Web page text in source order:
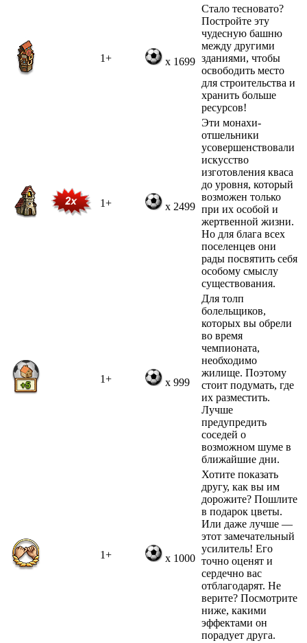
1+ x 1699
Стало тесновато?
Постройте эту
чудесную башню
между другими
зданиями, чтобы
освободить место
для строительства и
хранить больше
ресурсов!
1+ x 2499
Эти монахи-
отшельники
усовершенствовали
искусство
изготовления кваса
до уровня, который
возможен только
при их особой и
жертвенной жизни.
Но для блага всех
поселенцев они
рады посвятить себя
особому смыслу
существования.
1+ x 999
Для толп
болельщиков,
которых вы обрели
во время
чемпионата,
необходимо
жилище. Поэтому
стоит подумать, где
их разместить.
Лучше
предупредить
соседей о
возможном шуме в
ближайшие дни.
1+ x 1000
Хотите показать
другу, как вы им
дорожите? Пошлите
в подарок цветы.
Или даже лучше —
этот замечательный
усилитель! Его
точно оценят и
сердечно вас
отблагодарят. Не
верите? Посмотрите
ниже, какими
эффектами он
порадует друга.